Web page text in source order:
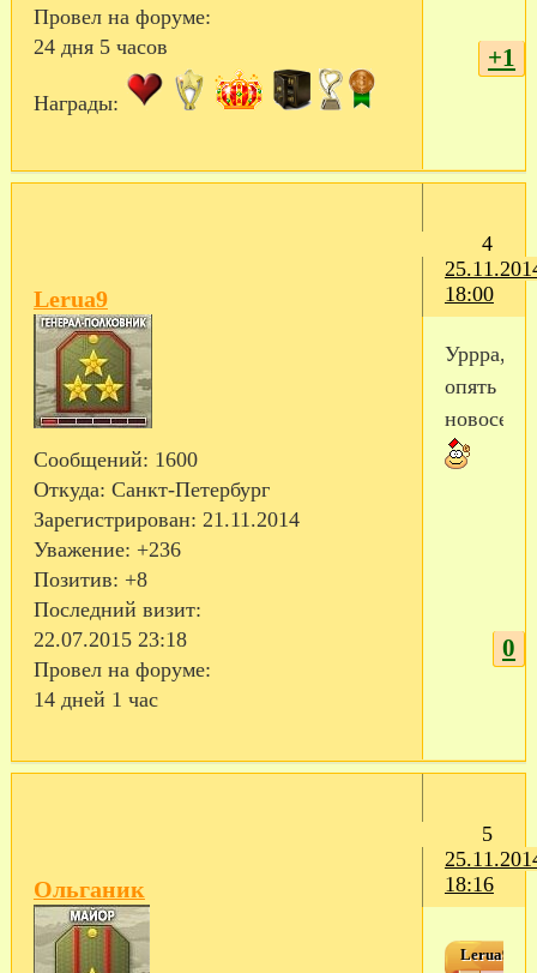
Провел на форуме:
24 дня 5 часов
Награды:
+1
4
18:00
Lerua9
Сообщений: 1600
Откуда: Санкт-Петербург
Зарегистрирован: 21.11.2014
Уважение: +236
Позитив: +8
Последний визит:
22.07.2015 23:18
Провел на форуме:
14 дней 1 час
Уррра,
опять
0
5
18:16
Ольганик
Lerua9